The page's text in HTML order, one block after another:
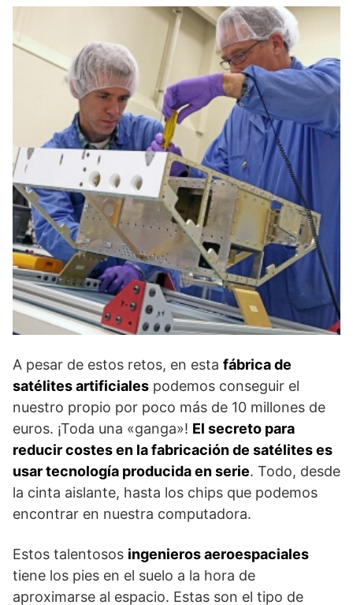
A pesar de estos retos, en esta fábrica de
satélites artificiales podemos conseguir el
nuestro propio por poco más de 10 millones de
euros. ¡Toda una «ganga»! El secreto para
reducir costes en la fabricación de satélites es
usar tecnología producida en serie. Todo, desde
la cinta aislante, hasta los chips que podemos
encontrar en nuestra computadora.
Estos talentosos ingenieros aeroespaciales
tiene los pies en el suelo a la hora de
aproximarse al espacio. Estas son el tipo de